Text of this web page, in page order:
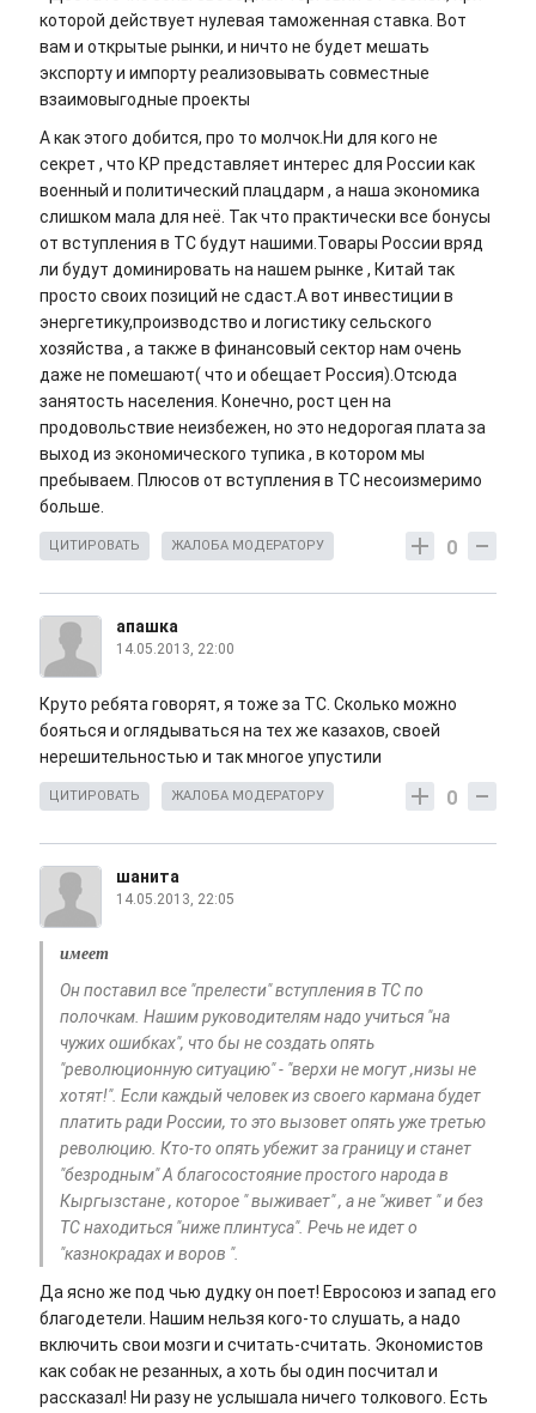
которой действует нулевая таможенная ставка. Вот
вам и открытые рынки, и ничто не будет мешать
экспорту и импорту реализовывать совместные
взаимовыгодные проекты
А как этого добится, про то молчок.Ни для кого не
секрет , что КР представляет интерес для России как
военный и политический плацдарм , а наша экономика
слишком мала для неё. Так что практически все бонусы
от вступления в ТС будут нашими.Товары России вряд
ли будут доминировать на нашем рынке , Китай так
просто своих позиций не сдаст.А вот инвестиции в
энергетику,производство и логистику сельского
хозяйства , а также в финансовый сектор нам очень
даже не помешают( что и обещает Россия).Отсюда
занятость населения. Конечно, рост цен на
продовольствие неизбежен, но это недорогая плата за
выход из экономического тупика , в котором мы
пребываем. Плюсов от вступления в ТС несоизмеримо
больше.
0
ЦИТИРОВАТЬ ЖАЛОБА МОДЕРАТОРУ
апашка
14.05.2013, 22:00
Круто ребята говорят, я тоже за ТС. Сколько можно
бояться и оглядываться на тех же казахов, своей
нерешительностью и так многое упустили
0
ЦИТИРОВАТЬ ЖАЛОБА МОДЕРАТОРУ
шанита
14.05.2013, 22:05
имеет
Он поставил все "прелести" вступления в ТС по
полочкам. Нашим руководителям надо учиться "на
чужих ошибках", что бы не создать опять
"революционную ситуацию" - "верхи не могут ,низы не
хотят!". Если каждый человек из своего кармана будет
платить ради России, то это вызовет опять уже третью
революцию. Кто-то опять убежит за границу и станет
"безродным" А благосостояние простого народа в
Кыргызстане , которое " выживает" , а не "живет " и без
ТС находиться "ниже плинтуса". Речь не идет о
"казнокрадах и воров ".
Да ясно же под чью дудку он поет! Евросоюз и запад его
благодетели. Нашим нельзя кого-то слушать, а надо
включить свои мозги и считать-считать. Экономистов
как собак не резанных, а хоть бы один посчитал и
рассказал! Ни разу не услышала ничего толкового. Есть